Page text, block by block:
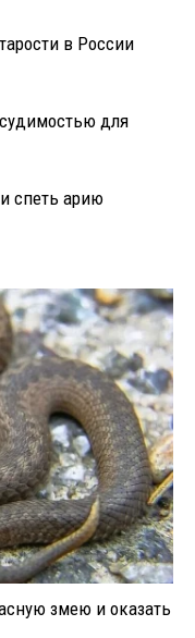
в России
для
спеть арию
змею и оказать